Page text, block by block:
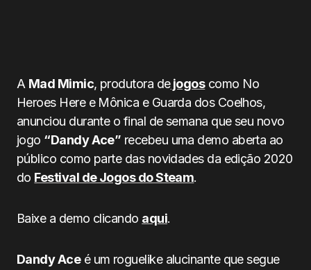
A Mad Mimic, produtora dejogoscomo No
Heroes Here e Mônica e Guarda dos Coelhos,
anunciou durante o final de semana que seu novo
jogo “Dandy Ace” recebeu uma demo aberta ao
público como parte das novidades da edição 2020
do Festival de Jogos do Steam.
Baixe a demo clicando aqui.
Dandy Aceé um roguelike alucinante que segue